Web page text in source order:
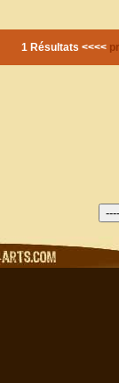
1 Résultats <<<<